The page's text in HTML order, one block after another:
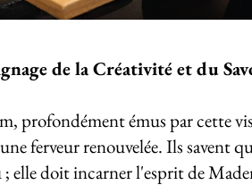
de la Créativité et du
profondément émus par cette
ferveur renouvelée. Ils savent
elle doit incarner l'esprit de